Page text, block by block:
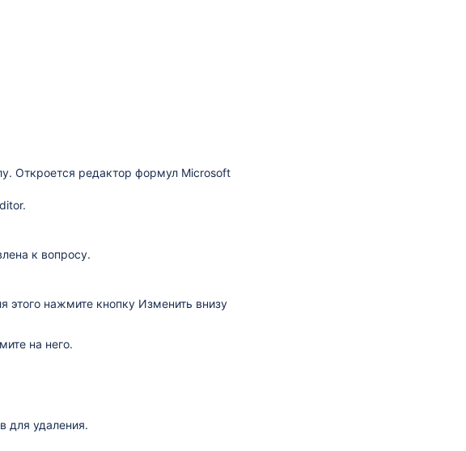
. Откроется редактор формул Microsoft
к вопросу.
этого нажмите кнопку Изменить внизу
на него.
для удаления.